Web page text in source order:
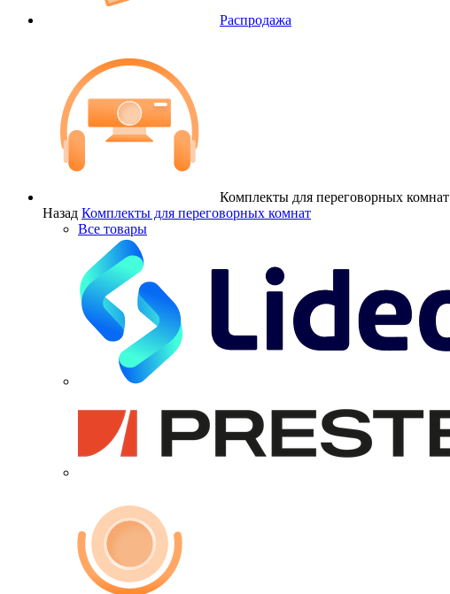
Распродажа
Комплекты для переговорных комнат
Назад Комплекты для переговорных комнат
Все товары